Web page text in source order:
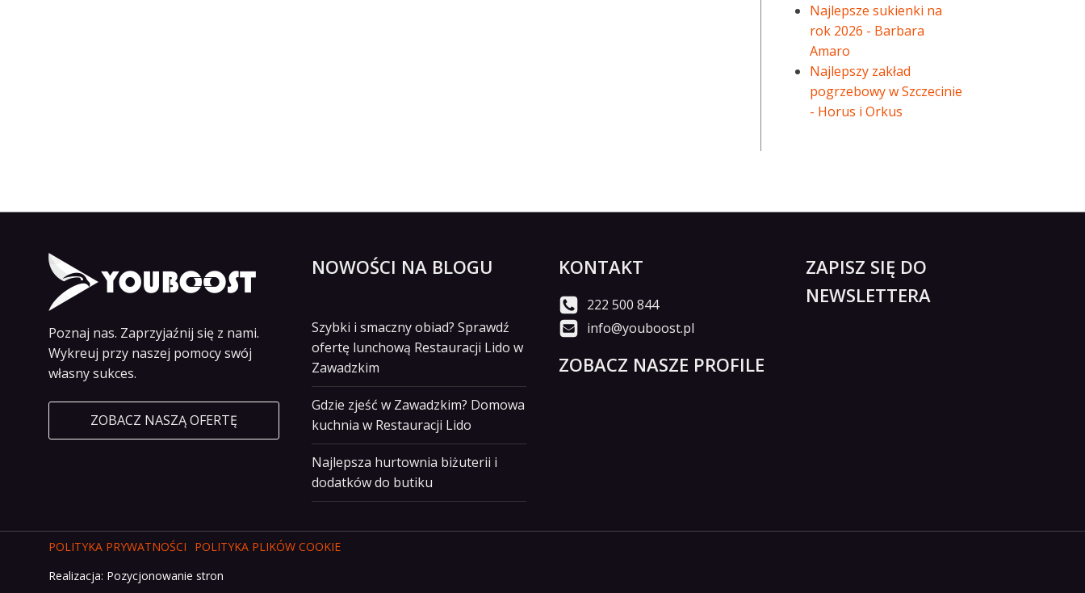
Najlepsze sukienki na
rok 2026 - Barbara
Amaro
Najlepszy zakład
pogrzebowy w Szczecinie
- Horus i Orkus
Poznaj nas. Zaprzyjaźnij się z nami.
Wykreuj przy naszej pomocy swój
własny sukces.
ZOBACZ NASZĄ OFERTĘ
NOWOŚCI NA BLOGU
Szybki i smaczny obiad? Sprawdź
ofertę lunchową Restauracji Lido w
Zawadzkim
Gdzie zjeść w Zawadzkim? Domowa
kuchnia w Restauracji Lido
Najlepsza hurtownia biżuterii i
dodatków do butiku
KONTAKT
222 500 844
info@youboost.pl
ZOBACZ NASZE PROFILE
ZAPISZ SIĘ DO
NEWSLETTERA
POLITYKA PRYWATNOŚCI
POLITYKA PLIKÓW COOKIE
Realizacja: Pozycjonowanie stron